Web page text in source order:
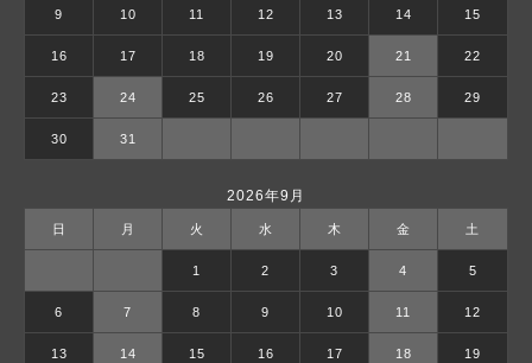
9 10 11 12 13 14 15
16 17 18 19 20 21 22
23 24 25 26 27 28 29
30 31
2026年9月
日 月 火 水 木 金 土
1 2 3 4 5
6 7 8 9 10 11 12
13 14 15 16 17 18 19